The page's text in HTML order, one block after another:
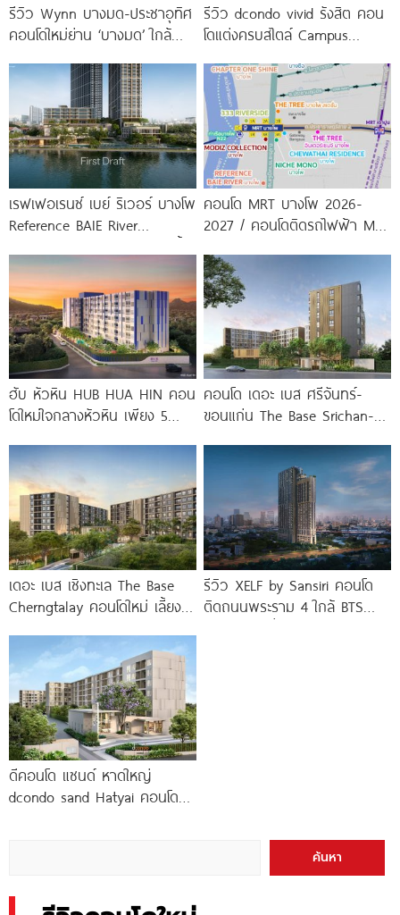
รีวิว Wynn บางมด-ประชาอุทิศ
คอนโดใหม่ย่าน ‘บางมด’ ใกล้
สายสีม่วง
รีวิว dcondo vivid รังสิต คอน
โดแต่งครบสไตล์ Campus
พร้อมรับ-ส่ง
เรฟเฟอเรนซ์ เบย์ ริเวอร์ บางโพ
Reference BAIE River
จาก
คอนโด MRT บางโพ 2026-
2027 / คอนโดติดรถไฟฟ้า MRT
ฮับ หัวหิน HUB HUA HIN คอน
โดใหม่ใจกลางหัวหิน เพียง 5
คอนโด เดอะ เบส ศรีจันทร์-
ขอนแก่น The Base Srichan-
ขอนแก่น
เดอะ เบส เชิงทะเล The Base
Cherngtalay คอนโดใหม่ เลี้ยง
รีวิว XELF by Sansiri คอนโด
ติดถนนพระราม 4 ใกล้ BTS
ดีคอนโด แซนด์ หาดใหญ่
dcondo sand Hatyai คอนโด
ค้นหา